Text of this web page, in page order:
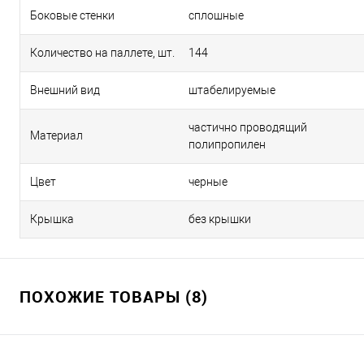
Боковые стенки сплошные
Количество на паллете, шт. 144
Внешний вид штабелируемые
Материал
частично проводящий
полипропилен
Цвет черные
Крышка без крышки
ПОХОЖИЕ ТОВАРЫ (8)